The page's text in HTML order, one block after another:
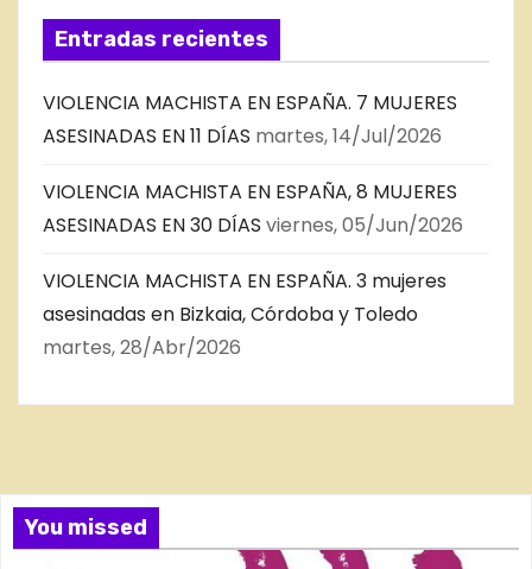
Entradas recientes
VIOLENCIA MACHISTA EN ESPAÑA. 7 MUJERES
ASESINADAS EN 11 DÍAS martes, 14/Jul/2026
VIOLENCIA MACHISTA EN ESPAÑA, 8 MUJERES
ASESINADAS EN 30 DÍAS viernes, 05/Jun/2026
VIOLENCIA MACHISTA EN ESPAÑA. 3 mujeres
asesinadas en Bizkaia, Córdoba y Toledo
martes, 28/Abr/2026
You missed